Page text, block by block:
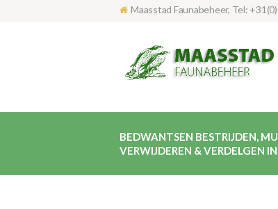
Maasstad Faunabeheer, Tel:
BEDWANTSEN BESTRIJDEN,
VERWIJDEREN & VERDELGEN